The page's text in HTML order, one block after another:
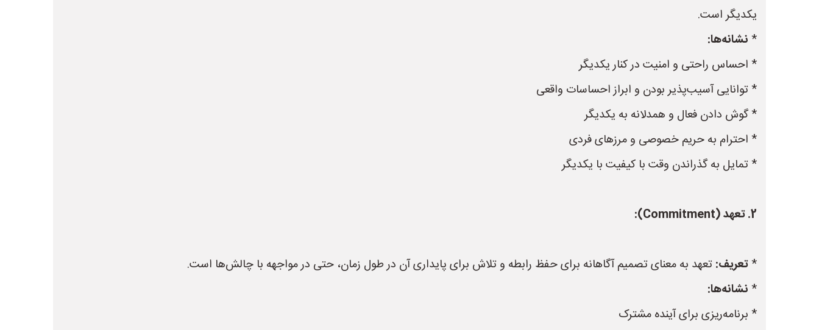
یکدیگر است.
* نشانه‌ها:
* احساس راحتی و امنیت در کنار یکدیگر
* توانایی آسیب‌پذیر بودن و ابراز احساسات واقعی
* گوش دادن فعال و همدلانه به یکدیگر
* احترام به حریم خصوصی و مرزهای فردی
* تمایل به گذراندن وقت با کیفیت با یکدیگر
2. تعهد (Commitment):
*تعریف: تعهد به معنای تصمیم آگاهانه برای حفظ رابطه و تلاش برای پایداری آن در طول زمان، حتی در مواجهه با چالش‌ها است.
* نشانه‌ها:
* برنامه‌ریزی برای آینده مشترک